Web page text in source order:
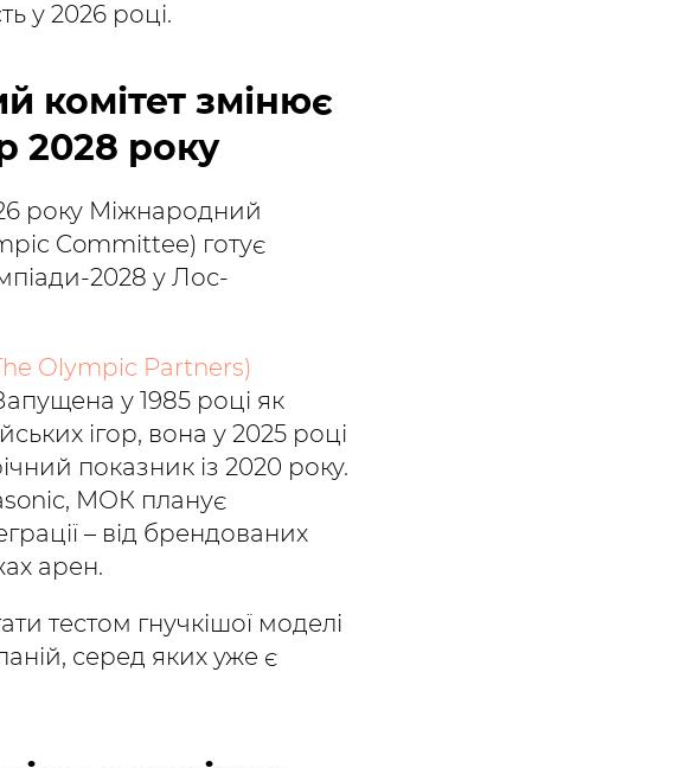
у 2026 році.
комітет змінює
2028 року
року Міжнародний
Committee) готує
2028 у Лос-
Olympic Partners)
у 1985 році як
ігор, вона у 2025 році
показник із 2020 року.
МОК планує
– від брендованих
арен.
тестом гнучкішої моделі
серед яких уже є